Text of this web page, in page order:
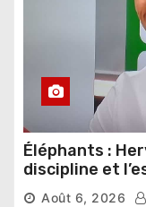
Éléphants :
discipline et
nouveau départ
Août 6, 2026